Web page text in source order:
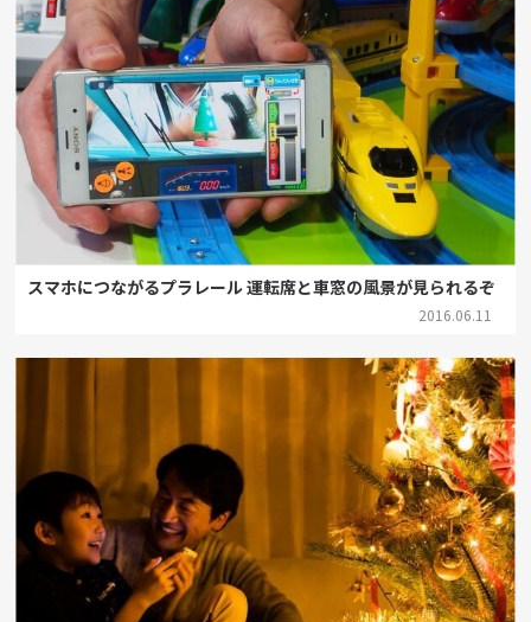
スマホにつながるプラレール 運転席と車窓の風景が見られるぞ
2016.06.11